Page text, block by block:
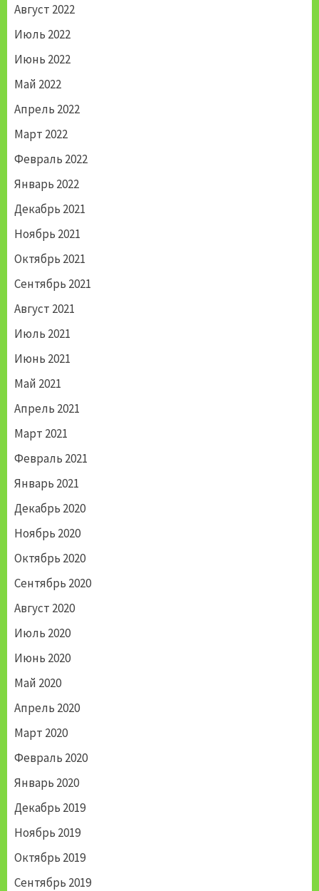
Август 2022
Июль 2022
Июнь 2022
Май 2022
Апрель 2022
Март 2022
Февраль 2022
Январь 2022
Декабрь 2021
Ноябрь 2021
Октябрь 2021
Сентябрь 2021
Август 2021
Июль 2021
Июнь 2021
Май 2021
Апрель 2021
Март 2021
Февраль 2021
Январь 2021
Декабрь 2020
Ноябрь 2020
Октябрь 2020
Сентябрь 2020
Август 2020
Июль 2020
Июнь 2020
Май 2020
Апрель 2020
Март 2020
Февраль 2020
Январь 2020
Декабрь 2019
Ноябрь 2019
Октябрь 2019
Сентябрь 2019